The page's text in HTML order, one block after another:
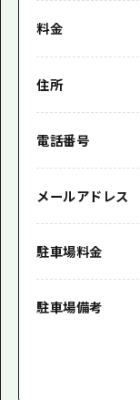
料金
住所
電話番号
メールアドレス
駐車場料金
駐車場備考